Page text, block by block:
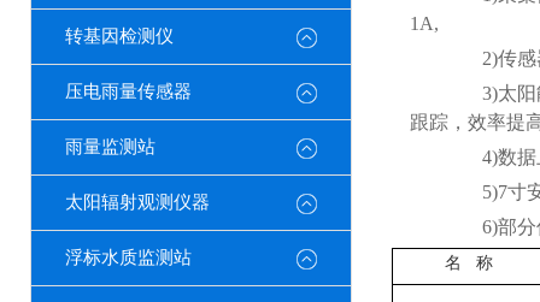
转基因检测仪
压电雨量传感器
雨量监测站
太阳辐射观测仪器
浮标水质监测站
1A,
2)传感器
3)太阳能
跟踪，效率提
4)数据上
5)7寸安
6)部分
名 称